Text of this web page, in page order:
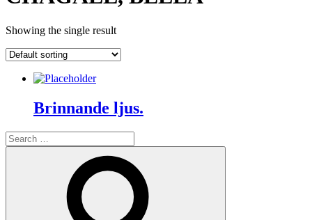
Showing the single result
Brinnande ljus.
Search
for: